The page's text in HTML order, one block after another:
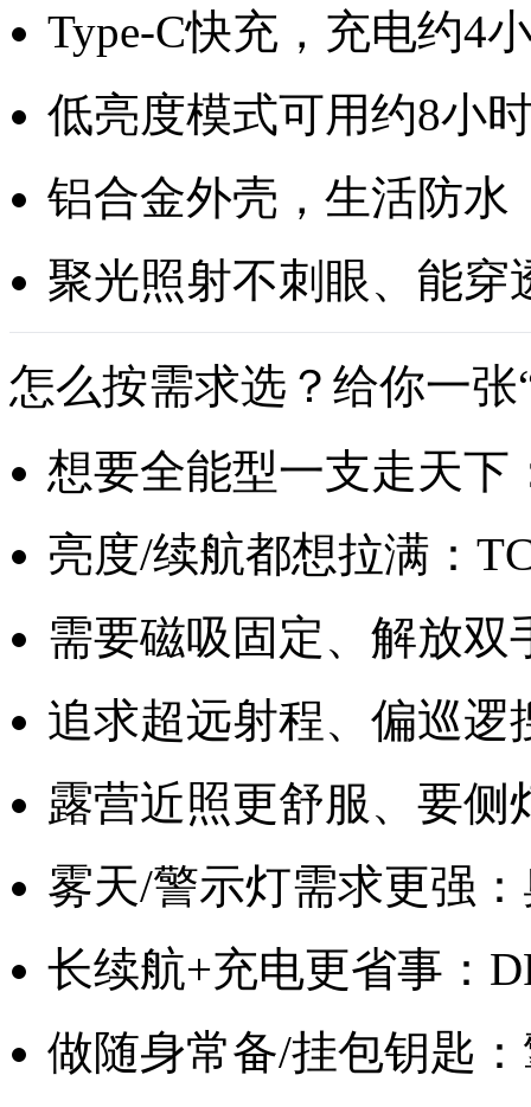
Type-C快充，充电约4
低亮度模式可用约8小
铝合金外壳，生活防水
聚光照射不刺眼、能穿
怎么按需求选？给你一张
想要全能型一支走天下
亮度/续航都想拉满：
需要磁吸固定、解放双
追求超远射程、偏巡逻
露营近照更舒服、要侧
雾天/警示灯需求更强
长续航+充电更省事：
做随身常备/挂包钥匙